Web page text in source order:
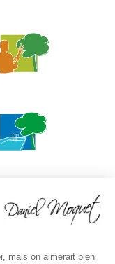
mais on aimerait bien